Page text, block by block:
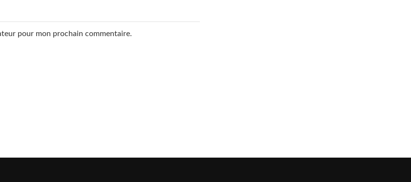
pour mon prochain commentaire.